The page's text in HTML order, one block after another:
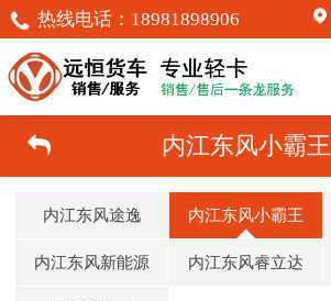
热线电话： 18981898906
内江东风小霸王
内江东风途逸 内江东风小霸王
内江东风新能源 内江东风睿立达